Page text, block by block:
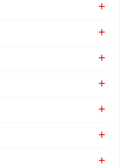






